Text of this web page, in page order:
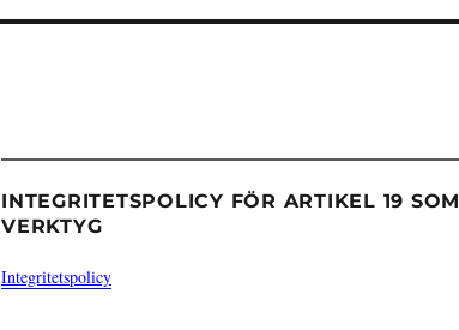
INTEGRITETSPOLICY FÖR ARTIKEL 19 SOM
VERKTYG
Integritetspolicy